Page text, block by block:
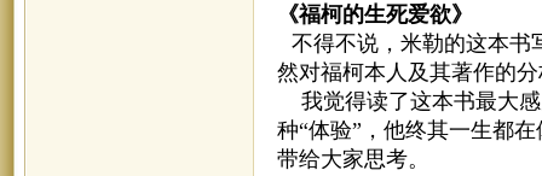
《福柯的生死爱欲》
不得不说，米勒的这本书
然对福柯本人及其著作的
我觉得读了这本书最大感
种“体验”，他终其一生都
带给大家思考。